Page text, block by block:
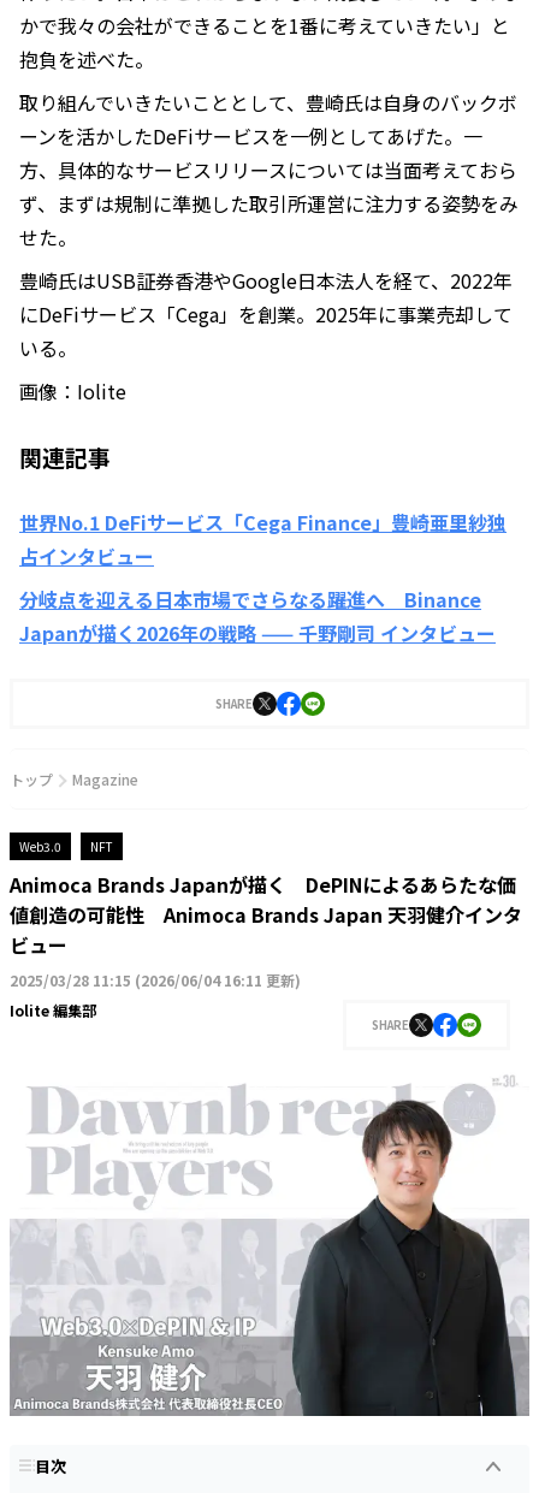
かで我々の会社ができることを1番に考えていきたい」と
抱負を述べた。
取り組んでいきたいこととして、豊崎氏は自身のバックボ
ーンを活かしたDeFiサービスを一例としてあげた。一
方、具体的なサービスリリースについては当面考えておら
ず、まずは規制に準拠した取引所運営に注力する姿勢をみ
せた。
豊崎氏はUSB証券香港やGoogle日本法人を経て、2022年
にDeFiサービス「Cega」を創業。2025年に事業売却して
いる。
画像：Iolite
関連記事
世界No.1 DeFiサービス「Cega Finance」豊崎亜里紗独
占インタビュー
分岐点を迎える日本市場でさらなる躍進へ Binance
Japanが描く2026年の戦略 —— 千野剛司 インタビュー
SHARE
トップ Magazine
Web3.0 NFT
Animoca Brands Japanが描く DePINによるあらたな価
値創造の可能性 Animoca Brands Japan 天羽健介インタ
ビュー
2025/03/28 11:15 (2026/06/04 16:11 更新)
Iolite 編集部
SHARE
目次